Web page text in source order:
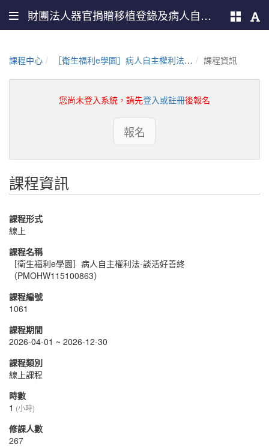
財團法人器官捐贈移植登錄及病人自主推廣中心
課程中心 ［衛生福利e學園］病人自主權利法-談活好善終（PMOHW115100863） 課程資訊
您尚未登入系統，請先登入或註冊後報名
報名
課程資訊
課程形式
線上
課程名稱
［衛生福利e學園］病人自主權利法-談活好善終
（PMOHW115100863）
課程編號
1061
課程期間
2026-04-01 ~ 2026-12-30
課程類別
線上課程
時數
1 (小時)
修課人數
267